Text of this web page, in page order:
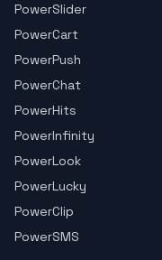
PowerSlider
PowerCart
PowerPush
PowerChat
PowerHits
PowerInfinity
PowerLook
PowerLucky
PowerClip
PowerSMS